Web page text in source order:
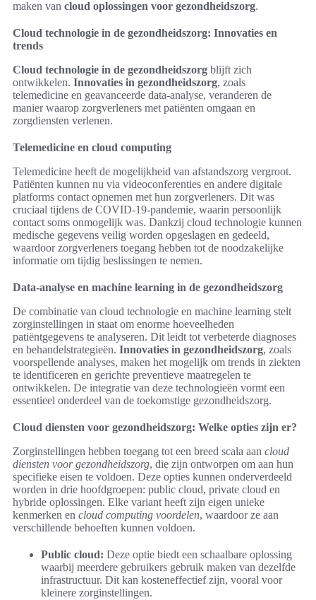
maken van cloud oplossingen voor gezondheidszorg.
Cloud technologie in de gezondheidszorg: Innovaties en
trends
Cloud technologie in de gezondheidszorg blijft zich
ontwikkelen. Innovaties in gezondheidszorg, zoals
telemedicine en geavanceerde data-analyse, veranderen de
manier waarop zorgverleners met patiënten omgaan en
zorgdiensten verlenen.
Telemedicine en cloud computing
Telemedicine heeft de mogelijkheid van afstandszorg vergroot.
Patiënten kunnen nu via videoconferenties en andere digitale
platforms contact opnemen met hun zorgverleners. Dit was
cruciaal tijdens de COVID-19-pandemie, waarin persoonlijk
contact soms onmogelijk was. Dankzij cloud technologie kunnen
medische gegevens veilig worden opgeslagen en gedeeld,
waardoor zorgverleners toegang hebben tot de noodzakelijke
informatie om tijdig beslissingen te nemen.
Data-analyse en machine learning in de gezondheidszorg
De combinatie van cloud technologie en machine learning stelt
zorginstellingen in staat om enorme hoeveelheden
patiëntgegevens te analyseren. Dit leidt tot verbeterde diagnoses
en behandelstrategieën. Innovaties in gezondheidszorg, zoals
voorspellende analyses, maken het mogelijk om trends in ziekten
te identificeren en gerichte preventieve maatregelen te
ontwikkelen. De integratie van deze technologieën vormt een
essentieel onderdeel van de toekomstige gezondheidszorg.
Cloud diensten voor gezondheidszorg: Welke opties zijn er?
Zorginstellingen hebben toegang tot een breed scala aan cloud
diensten voor gezondheidszorg, die zijn ontworpen om aan hun
specifieke eisen te voldoen. Deze opties kunnen onderverdeeld
worden in drie hoofdgroepen: public cloud, private cloud en
hybride oplossingen. Elke variant heeft zijn eigen unieke
kenmerken en cloud computing voordelen, waardoor ze aan
verschillende behoeften kunnen voldoen.
Public cloud: Deze optie biedt een schaalbare oplossing
waarbij meerdere gebruikers gebruik maken van dezelfde
infrastructuur. Dit kan kosteneffectief zijn, vooral voor
kleinere zorginstellingen.